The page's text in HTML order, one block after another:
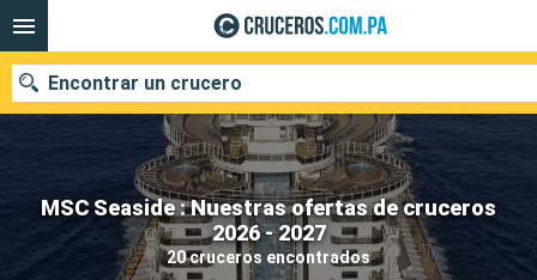
MSC Seaside : Nuestras ofertas de cruceros
2026 - 2027
20 cruceros encontrados
Encontrar un crucero
Nuestros destinos
Fecha de salida